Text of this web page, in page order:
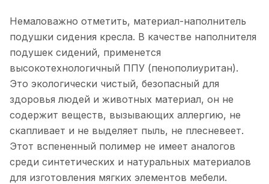
Немаловажно отметить, материал-наполнитель
подушки сидения кресла. В качестве наполнителя
подушек сидений, применется
высокотехнологичный ППУ (пенополиуритан).
Это экологически чистый, безопасный для
здоровья людей и животных материал, он не
содержит веществ, вызывающих аллергию, не
скапливает и не выделяет пыль, не плесневеет.
Этот вспененный полимер не имеет аналогов
среди синтетических и натуральных материалов
для изготовления мягких элементов мебели.